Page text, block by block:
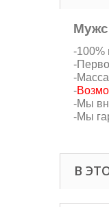
-100%
-
-
-
-Мы
-Мы
В